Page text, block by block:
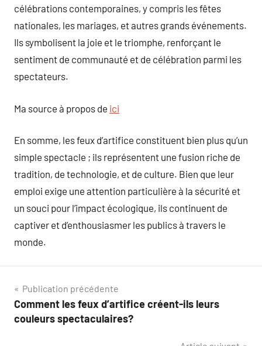
célébrations contemporaines, y compris les fêtes
nationales, les mariages, et autres grands événements.
Ils symbolisent la joie et le triomphe, renforçant le
sentiment de communauté et de célébration parmi les
spectateurs.
Ma source à propos de ici
En somme, les feux d’artifice constituent bien plus qu’un
simple spectacle ; ils représentent une fusion riche de
tradition, de technologie, et de culture. Bien que leur
emploi exige une attention particulière à la sécurité et
un souci pour l’impact écologique, ils continuent de
captiver et d’enthousiasmer les publics à travers le
monde.
Navigation
de
Publication précédente
Comment les feux d’artifice créent-ils leurs
couleurs spectaculaires?